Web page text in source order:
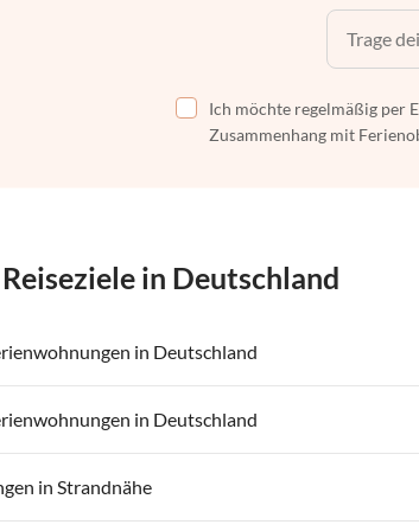
Ich möchte regelmäßig per
Zusammenhang mit
in Deutschland
in Deutschland
in Deutschland Ferienwohnungen in
in Mecklenburg-Vorpommern Ferienwohnungen in
in Lübecker Bucht
in Deutschland
in Deutschland
in Mecklenburg-Vorpommern Ferienwohnungen in
in Strandnähe